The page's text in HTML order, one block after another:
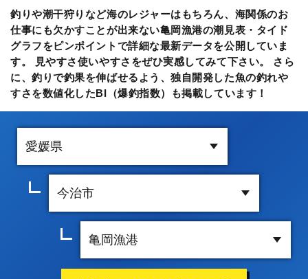
釣りや潮干狩りなど海のレジャーはもちろん、海関係のお
仕事にも欠かすことが出来ない亀岡漁港の潮見表・タイド
グラフをピンポイントで詳細な最新データを公開していま
す。 見やすさ使いやすさをぜひ実感してみて下さい。 さら
に、釣りで釣果を伸ばせるよう、独自開発した魚の釣れや
すさを数値化したBI（爆釣指数）も掲載しています！